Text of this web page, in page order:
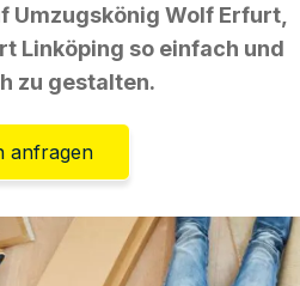
Umzugskönig Wolf Erfurt,
Linköping so einfach und
zu gestalten.
anfragen